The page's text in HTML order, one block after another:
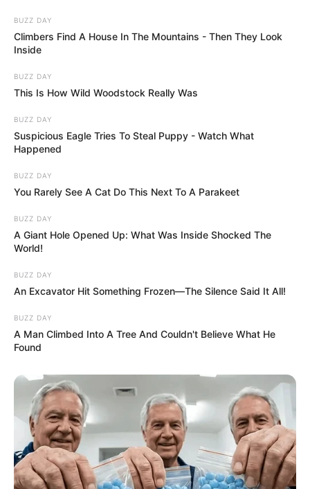
BUZZ DAY
Climbers Find A House In The Mountains - Then They Look
Inside
BUZZ DAY
This Is How Wild Woodstock Really Was
BUZZ DAY
Suspicious Eagle Tries To Steal Puppy - Watch What
Happened
BUZZ DAY
You Rarely See A Cat Do This Next To A Parakeet
BUZZ DAY
A Giant Hole Opened Up: What Was Inside Shocked The
World!
BUZZ DAY
An Excavator Hit Something Frozen—The Silence Said It All!
BUZZ DAY
A Man Climbed Into A Tree And Couldn't Believe What He
Found